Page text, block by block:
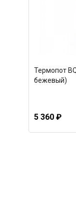
Термопот
бежевый)
5 360 ₽